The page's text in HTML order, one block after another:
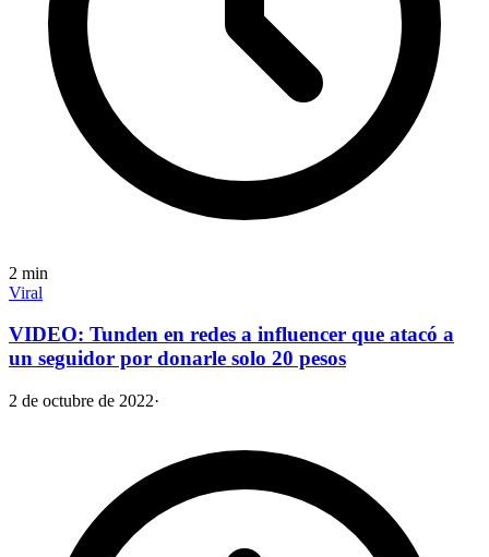
2 min
Viral
VIDEO: Tunden en redes a influencer que atacó a
un seguidor por donarle solo 20 pesos
2 de octubre de 2022·